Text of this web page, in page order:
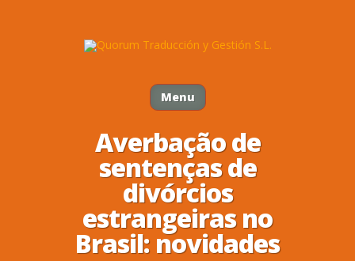
Menu
Averbação de
sentenças de
divórcios
estrangeiras no
Brasil: novidades